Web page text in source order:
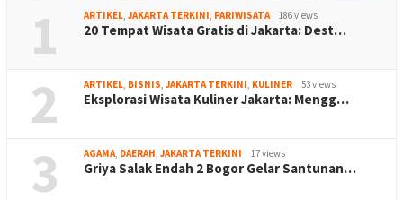
1 ARTIKEL, JAKARTA TERKINI, PARIWISATA 186 views
20 Tempat Wisata Gratis di Jakarta: Dest…
2 ARTIKEL, BISNIS, JAKARTA TERKINI, KULINER 53 views
Eksplorasi Wisata Kuliner Jakarta: Mengg…
3 AGAMA, DAERAH, JAKARTA TERKINI 17 views
Griya Salak Endah 2 Bogor Gelar Santunan…